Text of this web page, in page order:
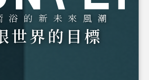
浴的新未來風潮
世界的目標